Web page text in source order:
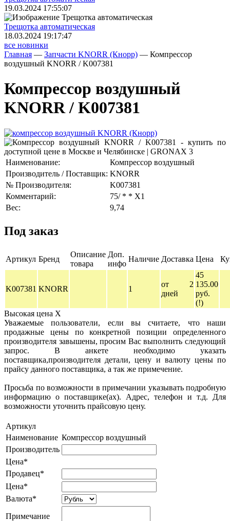
19.03.2024 17:55:07
Трещoтка автоматическая
18.03.2024 19:17:47
все новинки
Главная — Запчасти KNORR (Кнорр) — Компрессор
воздушный KNORR / K007381
Компрессор воздушный
KNORR / K007381
Наименование:
Компрессор воздушный
Производитель / Поставщик: KNORR
№ Производителя:
K007381
Комментарий:
75/ * * X1
Вес:
9,74
Под заказ
Артикул Бренд
Описание
товара
Доп.
инфо
Наличие Доставка Цена
K007381 KNORR 1
от 2
дней
45
135.00
руб.
(!)
Высокая цена X
Уважаемые пользователи, если вы считаете, что наши
продажные цены по конкретной позиции определенного
производителя завышены, просим Вас выполнить следующий
запрос. В анкете необходимо указать
поставщика,производителя детали, цену и валюту цены по
прайсу данного поставщика, а так же примечение.
Просьба по возможности в примечании указывать подробную
информацию о поставщике(ах). Адрес, телефон и т.д. Для
возможности уточнить прайсовую цену.
Артикул
Наименование Компрессор воздушный
Производитель
Цена*
Продавец*
Цена*
Валюта*
Примечание